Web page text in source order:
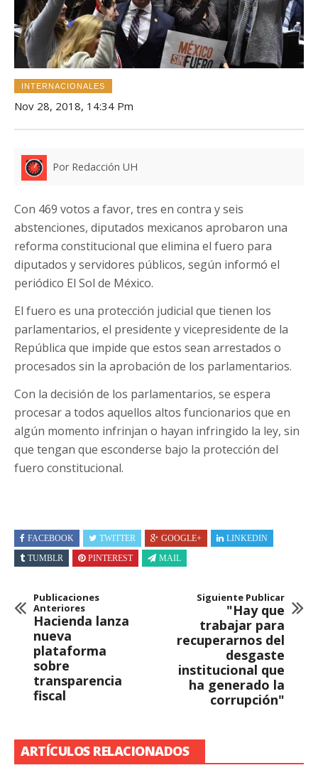
INTERNACIONALES
Nov 28, 2018, 14:34 Pm
Por Redacción UH
Con 469 votos a favor, tres en contra y seis
abstenciones, diputados mexicanos aprobaron una
reforma constitucional que elimina el fuero para
diputados y servidores públicos, según informó el
periódico El Sol de México.
El fuero es una protección judicial que tienen los
parlamentarios, el presidente y vicepresidente de la
República que impide que estos sean arrestados o
procesados sin la aprobación de los parlamentarios.
Con la decisión de los parlamentarios, se espera
procesar a todos aquellos altos funcionarios que en
algún momento infrinjan o hayan infringido la ley, sin
que tengan que esconderse bajo la protección del
fuero constitucional.
FACEBOOK TWITTER GOOGLE+
LINKEDIN
TUMBLR
PINTEREST MAIL
Publicaciones
Anteriores
Hacienda lanza
nueva
plataforma
sobre
transparencia
fiscal
Siguiente Publicar
"Hay que
trabajar para
recuperarnos del
desgaste
institucional que
ha generado la
corrupción"
ARTÍCULOS RELACIONADOS